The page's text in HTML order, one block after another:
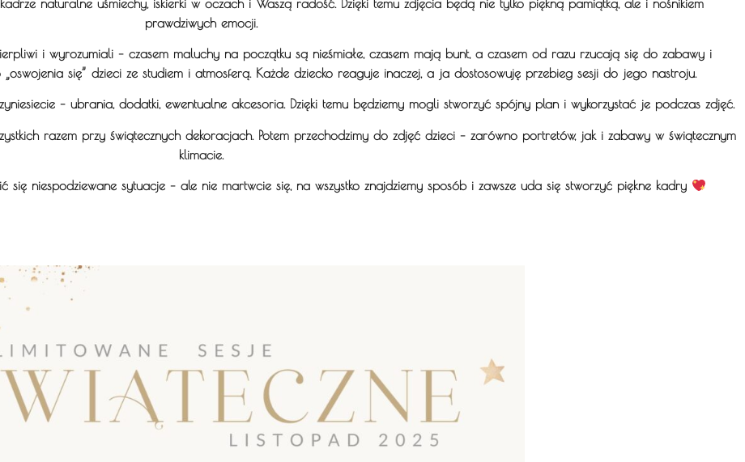
naturalne uśmiechy, iskierki w oczach i Waszą radość. Dzięki temu zdjęcia będą nie tylko piękną pamiątką, ale i nośnikiem
prawdziwych emocji.
i wyrozumiali – czasem maluchy na początku są nieśmiałe, czasem mają bunt, a czasem od razu rzucają się do zabawy i
się” dzieci ze studiem i atmosferą. Każde dziecko reaguje inaczej, a ja dostosowuję przebieg sesji do jego nastroju.
– ubrania, dodatki, ewentualne akcesoria. Dzięki temu będziemy mogli stworzyć spójny plan i wykorzystać je podczas zdjęć.
razem przy świątecznych dekoracjach. Potem przechodzimy do zdjęć dzieci – zarówno portretów, jak i zabawy w świątecznym
klimacie.
się niespodziewane sytuacje – ale nie martwcie się, na wszystko znajdziemy sposób i zawsze uda się stworzyć piękne kadry